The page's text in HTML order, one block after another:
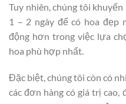
Tuy nhiên, chúng tôi
1 – 2 ngày để có hoa
động hơn trong việc lựa
hoa phù hợp nhất.
Đặc biệt, chúng tôi còn có
các đơn hàng có giá trị